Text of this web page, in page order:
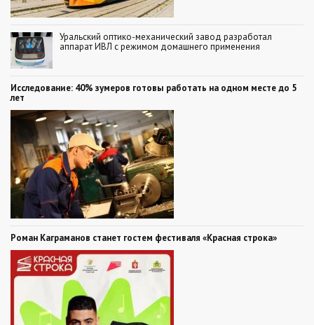
Уральский оптико-механический завод разработал
аппарат ИВЛ с режимом домашнего применения
Исследование: 40% зумеров готовы работать на одном месте до 5
лет
Роман Каграманов станет гостем фестиваля «Красная строка»